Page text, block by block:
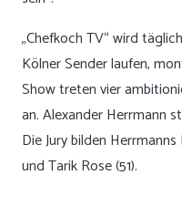
„Chefkoch TV“ wird
Kölner Sender laufen,
Show treten vier
an. Alexander Herrmann
Die Jury bilden
und Tarik Rose (51).